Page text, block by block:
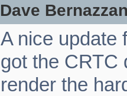
Dave
A nice update
got the CRTC
render the